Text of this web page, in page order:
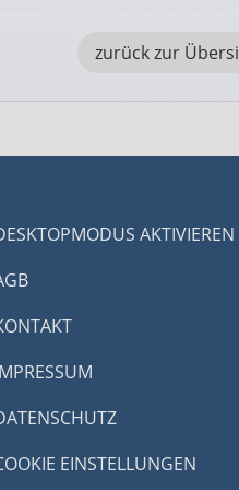
zurück zur
AKTIVIEREN
EINSTELLUNGEN